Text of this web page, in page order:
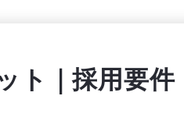
ト｜採用要件